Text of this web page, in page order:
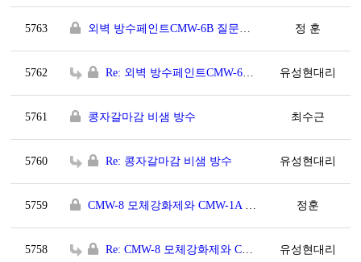
5763 외벽 방수페인트CMW-6B 질문사항 정 훈
5762 Re: 외벽 방수페인트CMW-6B 질문사항 유성현대리
5761 콩자갈마감 비샘 방수 최수근
5760 Re: 콩자갈마감 비샘 방수 유성현대리
5759 CMW-8 모체강화제와 CMW-1A 작업 시 문의 사항 정훈
5758 Re: CMW-8 모체강화제와 CMW-1A 작업 시 문의 사항 유성현대리